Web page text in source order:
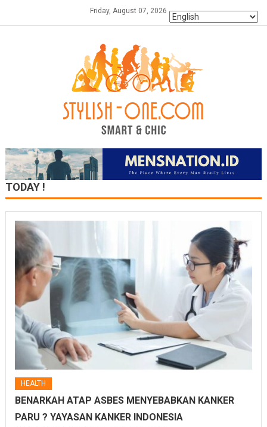
Friday, August 07, 2026
TODAY !
HEALTH
BENARKAH ATAP ASBES MENYEBABKAN KANKER
PARU ? YAYASAN KANKER INDONESIA